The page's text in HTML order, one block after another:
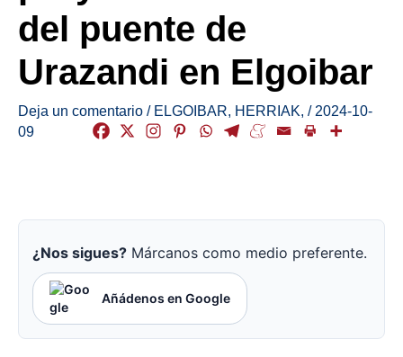
del puente de
Urazandi en Elgoibar
Deja un comentario / ELGOIBAR, HERRIAK, / 2024-10-
09
¿Nos sigues? Márcanos como medio preferente.
Añádenos en Google